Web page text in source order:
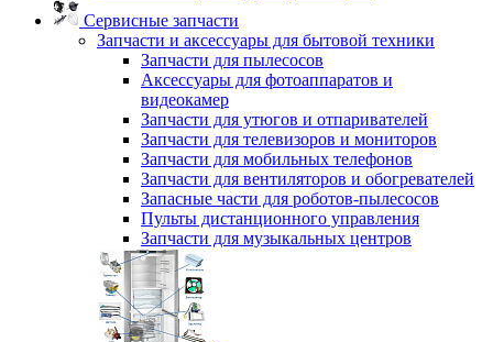
Сервисные запчасти
Запчасти и аксессуары для бытовой техники
Запчасти для пылесосов
Аксессуары для фотоаппаратов и
видеокамер
Запчасти для утюгов и отпаривателей
Запчасти для телевизоров и мониторов
Запчасти для мобильных телефонов
Запчасти для вентиляторов и обогревателей
Запасные части для роботов-пылесосов
Пульты дистанционного управления
Запчасти для музыкальных центров